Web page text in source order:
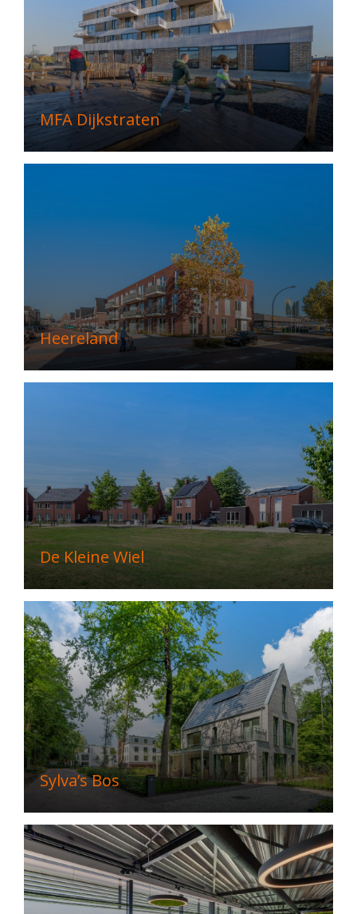
MFA Dijkstraten
Heereland
De Kleine Wiel
Sylva’s Bos